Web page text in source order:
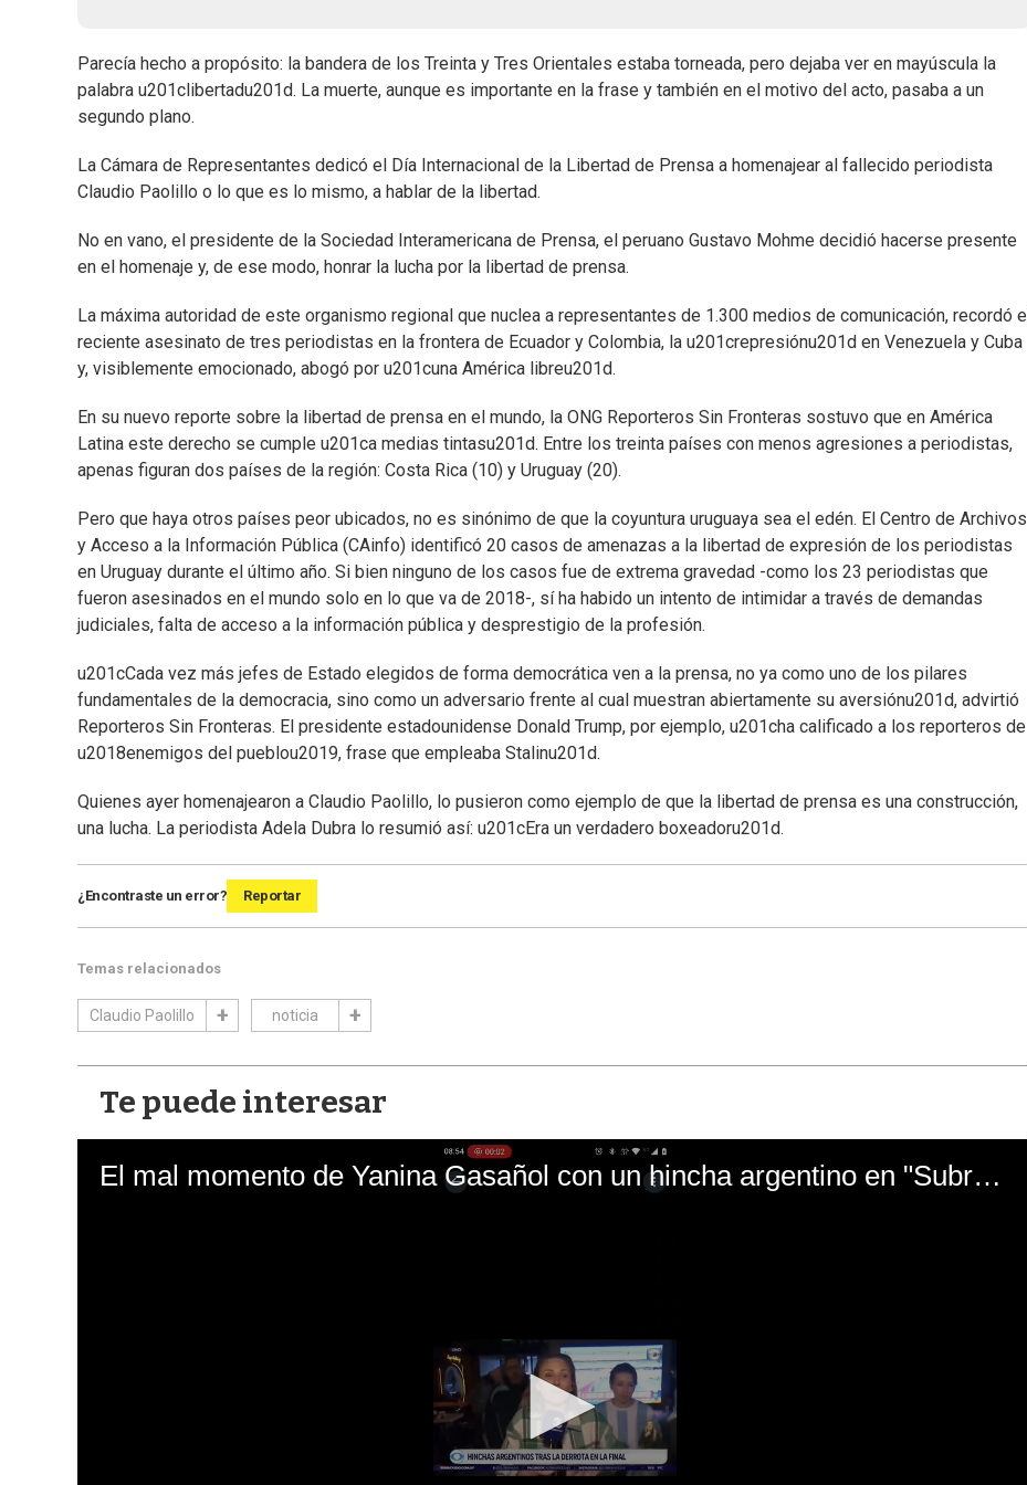
Parecía hecho a propósito: la bandera de los Treinta y Tres Orientales estaba torneada, pero dejaba ver en mayúscula la
palabra u201clibertadu201d. La muerte, aunque es importante en la frase y también en el motivo del acto, pasaba a un
segundo plano.
La Cámara de Representantes dedicó el Día Internacional de la Libertad de Prensa a homenajear al fallecido periodista
Claudio Paolillo o lo que es lo mismo, a hablar de la libertad.
No en vano, el presidente de la Sociedad Interamericana de Prensa, el peruano Gustavo Mohme decidió hacerse presente
en el homenaje y, de ese modo, honrar la lucha por la libertad de prensa.
La máxima autoridad de este organismo regional que nuclea a representantes de 1.300 medios de comunicación, recordó el
reciente asesinato de tres periodistas en la frontera de Ecuador y Colombia, la u201crepresiónu201d en Venezuela y Cuba
y, visiblemente emocionado, abogó por u201cuna América libreu201d.
En su nuevo reporte sobre la libertad de prensa en el mundo, la ONG Reporteros Sin Fronteras sostuvo que en América
Latina este derecho se cumple u201ca medias tintasu201d. Entre los treinta países con menos agresiones a periodistas,
apenas figuran dos países de la región: Costa Rica (10) y Uruguay (20).
Pero que haya otros países peor ubicados, no es sinónimo de que la coyuntura uruguaya sea el edén. El Centro de Archivos
y Acceso a la Información Pública (CAinfo) identificó 20 casos de amenazas a la libertad de expresión de los periodistas
en Uruguay durante el último año. Si bien ninguno de los casos fue de extrema gravedad -como los 23 periodistas que
fueron asesinados en el mundo solo en lo que va de 2018-, sí ha habido un intento de intimidar a través de demandas
judiciales, falta de acceso a la información pública y desprestigio de la profesión.
u201cCada vez más jefes de Estado elegidos de forma democrática ven a la prensa, no ya como uno de los pilares
fundamentales de la democracia, sino como un adversario frente al cual muestran abiertamente su aversiónu201d, advirtió
Reporteros Sin Fronteras. El presidente estadounidense Donald Trump, por ejemplo, u201cha calificado a los reporteros de
u2018enemigos del pueblou2019, frase que empleaba Stalinu201d.
Quienes ayer homenajearon a Claudio Paolillo, lo pusieron como ejemplo de que la libertad de prensa es una construcción,
una lucha. La periodista Adela Dubra lo resumió así: u201cEra un verdadero boxeadoru201d.
¿Encontraste un error? Reportar
Temas relacionados
Claudio Paolillo noticia
Te puede interesar
El mal momento de Yanina Gasañol con un hincha argentino en "Subrayado"